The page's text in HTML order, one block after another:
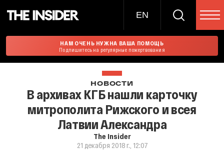
EN
НАМ ОЧЕНЬ НУЖНА ВАША ПОМОЩЬ
Подпишитесь на регулярные пожертвования
НОВОСТИ
В архивах КГБ нашли карточку
митрополита Рижского и всея
Латвии Александра
The Insider
21 декабря 2018 г., 12:07